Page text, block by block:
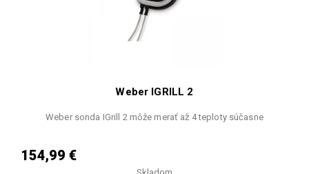
Weber IGRILL 2
Weber sonda IGrill 2 môže merať až 4 teploty súčasne
154,99 €